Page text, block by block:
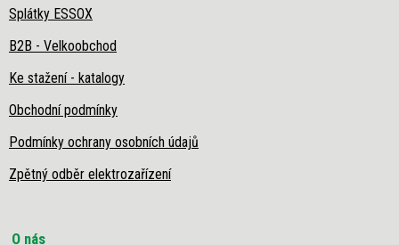
Splátky ESSOX
B2B - Velkoobchod
Ke stažení - katalogy
Obchodní podmínky
Podmínky ochrany osobních údajů
Zpětný odběr elektrozařízení
O nás